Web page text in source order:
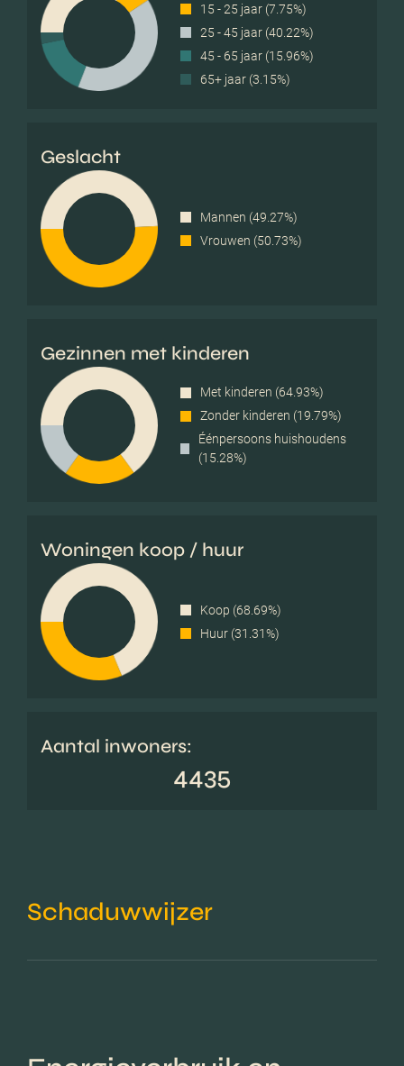
15 - 25 jaar (7.75%)
25 - 45 jaar (40.22%)
45 - 65 jaar (15.96%)
65+ jaar (3.15%)
Geslacht
Mannen (49.27%)
Vrouwen (50.73%)
Gezinnen met kinderen
Met kinderen (64.93%)
Zonder kinderen (19.79%)
Éénpersoons huishoudens
(15.28%)
Woningen koop / huur
Koop (68.69%)
Huur (31.31%)
Aantal inwoners:
4435
Schaduwwijzer